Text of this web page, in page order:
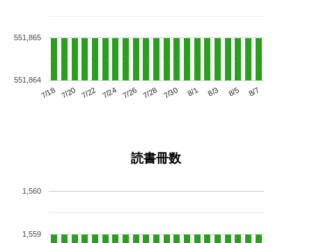
7/18 7/20 7/22 7/24 7/26 7/28 7/30 8/1 8/3 8/5 8/7
551,864
551,865
読書冊数
1,559
1,560